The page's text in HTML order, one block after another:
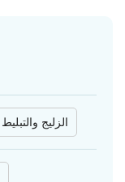
Zellige - carrelage - mosaïque : الزليج والتبليط